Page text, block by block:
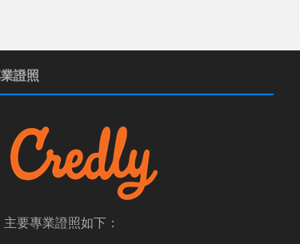
證照
主要專業證照如下：